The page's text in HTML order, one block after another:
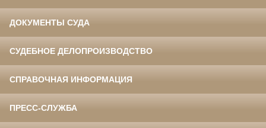
ДОКУМЕНТЫ СУДА
СУДЕБНОЕ ДЕЛОПРОИЗВОДСТВО
СПРАВОЧНАЯ ИНФОРМАЦИЯ
ПРЕСС-СЛУЖБА